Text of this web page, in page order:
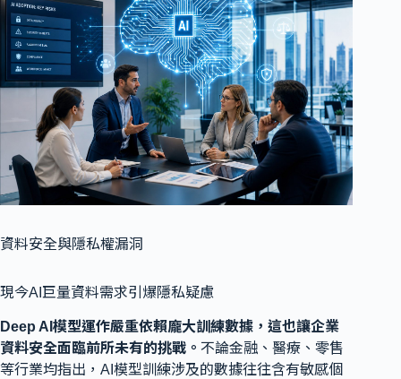
資料安全與隱私權漏洞
現今AI巨量資料需求引爆隱私疑慮
Deep AI模型運作嚴重依賴龐大訓練數據，這也讓企業
資料安全面臨前所未有的挑戰。 不論金融、醫療、零售
等行業均指出，AI模型訓練涉及的數據往往含有敏感個